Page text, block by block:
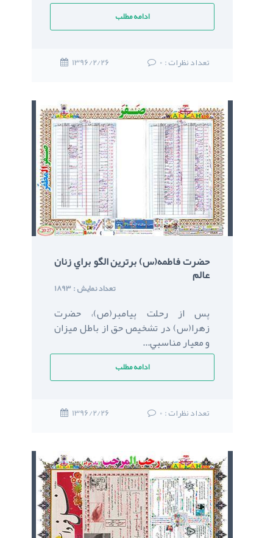
ادامه مطلب
1396/2/26 0 : تعداد نظرات
حضرت فاطمه(س) برترين الگو براي زنان
عالم
1893 : تعداد نمایش
پس از رحلت پيامبر(ص)، حضرت
زهرا(س) در تشخيص حق از باطل ميزان
و معيار مناسبي...
ادامه مطلب
1396/2/26 0 : تعداد نظرات